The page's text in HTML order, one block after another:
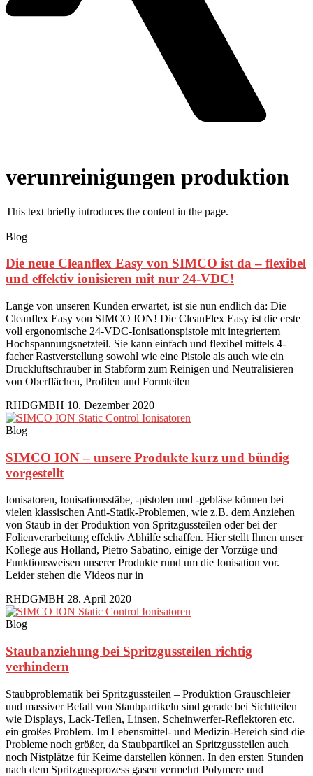
verunreinigungen produktion
This text briefly introduces the content in the page.
Blog
Die neue Cleanflex Easy von SIMCO ist da – flexibel
und effektiv ionisieren mit nur 24-VDC!
Lange von unseren Kunden erwartet, ist sie nun endlich da: Die
Cleanflex Easy von SIMCO ION! Die CleanFlex Easy ist die erste
voll ergonomische 24-VDC-Ionisationspistole mit integriertem
Hochspannungsnetzteil. Sie kann einfach und flexibel mittels 4-
facher Rastverstellung sowohl wie eine Pistole als auch wie ein
Druckluftschrauber in Stabform zum Reinigen und Neutralisieren
von Oberflächen, Profilen und Formteilen
RHDGMBH 10. Dezember 2020
Blog
SIMCO ION – unsere Produkte kurz und bündig
vorgestellt
Ionisatoren, Ionisationsstäbe, -pistolen und -gebläse können bei
vielen klassischen Anti-Statik-Problemen, wie z.B. dem Anziehen
von Staub in der Produktion von Spritzgussteilen oder bei der
Folienverarbeitung effektiv Abhilfe schaffen. Hier stellt Ihnen unser
Kollege aus Holland, Pietro Sabatino, einige der Vorzüge und
Funktionsweisen unserer Produkte rund um die Ionisation vor.
Leider stehen die Videos nur in
RHDGMBH 28. April 2020
Blog
Staubanziehung bei Spritzgussteilen richtig
verhindern
Staubproblematik bei Spritzgussteilen – Produktion Grauschleier
und massiver Befall von Staubpartikeln sind gerade bei Sichtteilen
wie Displays, Lack-Teilen, Linsen, Scheinwerfer-Reflektoren etc.
ein großes Problem. Im Lebensmittel- und Medizin-Bereich sind die
Probleme noch größer, da Staubpartikel an Spritzgussteilen auch
noch Nistplätze für Keime darstellen können. In den ersten Stunden
nach dem Spritzgussprozess gasen vermehrt Polymere und